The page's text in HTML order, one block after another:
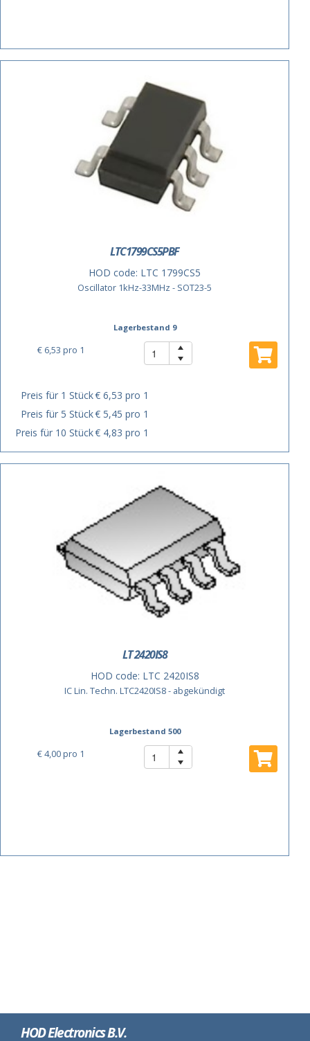
LTC1799CS5PBF
HOD code: LTC 1799CS5
Oscillator 1kHz-33MHz - SOT23-5
Lagerbestand 9
€ 6,53 pro 1
Preis für 1 Stück€ 6,53 pro 1
Preis für 5 Stück€ 5,45 pro 1
Preis für 10 Stück€ 4,83 pro 1
LT 2420IS8
HOD code: LTC 2420IS8
IC Lin. Techn. LTC2420IS8 - abgekündigt
Lagerbestand 500
€ 4,00pro 1
HOD Electronics B.V.